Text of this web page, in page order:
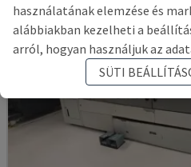
használatának elemzése és
alábbiakban kezelheti a
arról, hogyan használjuk az
SÜTI